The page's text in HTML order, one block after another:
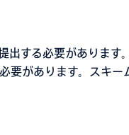
出する必要があります
要があります。スキー